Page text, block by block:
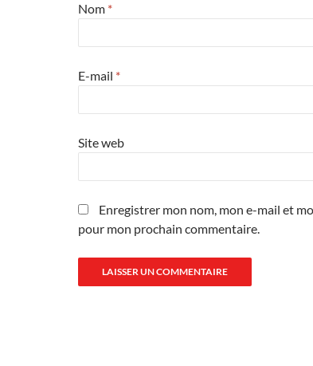
Nom *
E-mail *
Site web
Enregistrer mon nom, mon e-mail et
pour mon prochain commentaire.